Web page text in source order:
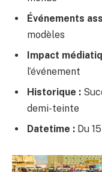
Événements
modèles
Impact
l’événement
Historique :
demi-teinte
Datetime : Du